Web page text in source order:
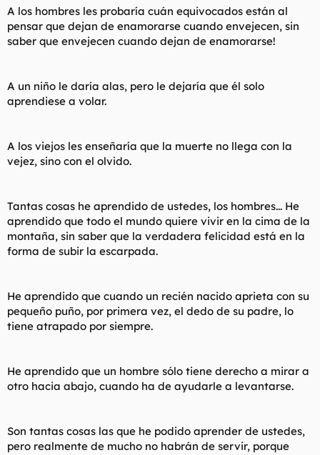
A los hombres les probaría cuán equivocados están al
pensar que dejan de enamorarse cuando envejecen, sin
saber que envejecen cuando dejan de enamorarse!
A un niño le daría alas, pero le dejaría que él solo
aprendiese a volar.
A los viejos les enseñaría que la muerte no llega con la
vejez, sino con el olvido.
Tantas cosas he aprendido de ustedes, los hombres... He
aprendido que todo el mundo quiere vivir en la cima de la
montaña, sin saber que la verdadera felicidad está en la
forma de subir la escarpada.
He aprendido que cuando un recién nacido aprieta con su
pequeño puño, por primera vez, el dedo de su padre, lo
tiene atrapado por siempre.
He aprendido que un hombre sólo tiene derecho a mirar a
otro hacia abajo, cuando ha de ayudarle a levantarse.
Son tantas cosas las que he podido aprender de ustedes,
pero realmente de mucho no habrán de servir, porque